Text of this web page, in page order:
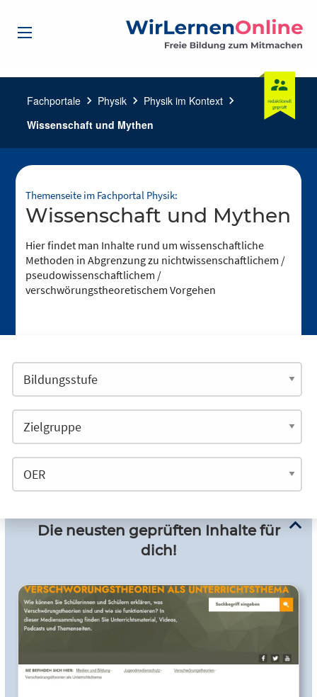
Fachportale chevron_right Physik chevron_right Physik im Kontext chevron_right
Wissenschaft und Mythen
Themenseite im Fachportal Physik:
Wissenschaft und Mythen
Hier findet man Inhalte rund um wissenschaftliche
Methoden in Abgrenzung zu nichtwissenschaftlichem /
pseudowissenschaftlichem /
verschwörungstheoretischem Vorgehen
Die neusten geprüften Inhalte für
dich!